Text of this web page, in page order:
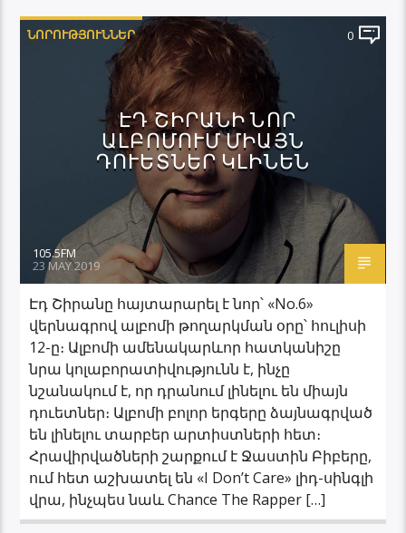
ՆՈՐՈՒԹՅՈՒՆՆԵՐ 0
ԷԴ ՇԻՐԱՆԻ ՆՈՐ
ԱԼԲՈՄՈՒՄ ՄԻԱՅՆ
ԴՈՒԵՏՆԵՐ ԿԼԻՆԵՆ
105.5FM
23 MAY 2019
Էդ Շիրանը հայտարարել է նոր՝ «No.6»
վերնագրով ալբոմի թողարկման օրը՝ հուլիսի
12-ը։ Ալբոմի ամենակարևոր հատկանիշը
նրա կոլաբորատիվությունն է, ինչը
նշանակում է, որ դրանում լինելու են միայն
դուետներ։ Ալբոմի բոլոր երգերը ձայնագրված
են լինելու տարբեր արտիստների հետ։
Հրավիրվածների շարքում է Ջաստին Բիբերը,
ում հետ աշխատել են «I Don’t Care» լիդ-սինգլի
վրա, ինչպես նաև Chance The Rapper […]